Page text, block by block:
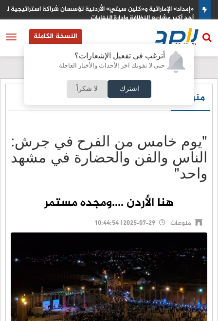
أترغب في تفعيل الإشعارات؟
حتى لا تفوتك آخر الأحداث والأخبار العاجلة
اشترك لا شكراً
«إمداد» الإماراتية و«كلين سيتي» الأردنية تؤسسان شراكة استراتيجية
أحد أكبر مشاريع النظافة وإدارة النفايات
النسخة الكاملة
منوعات
"يوم خامس من الفرح في جرش:
الناس والفن والحضارة في مشهد
واحد"
هنا الأردن ....ومجده مستمر
منوعات